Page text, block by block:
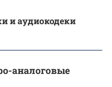
и аудиокодеки
аналоговые